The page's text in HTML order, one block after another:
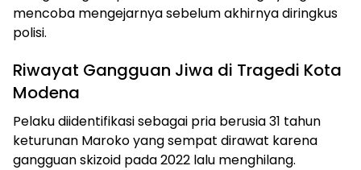
mencoba mengejarnya sebelum akhirnya diringkus
polisi.
Riwayat Gangguan Jiwa di Tragedi Kota
Modena
Pelaku diidentifikasi sebagai pria berusia 31 tahun
keturunan Maroko yang sempat dirawat karena
gangguan skizoid pada 2022 lalu menghilang.